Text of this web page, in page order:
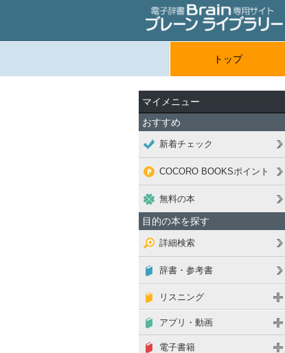
トップ
マイメニュー
おすすめ
新着チェック
COCORO BOOKSポイント
無料の本
目的の本を探す
詳細検索
辞書・参考書
リスニング
アプリ・動画
電子書籍